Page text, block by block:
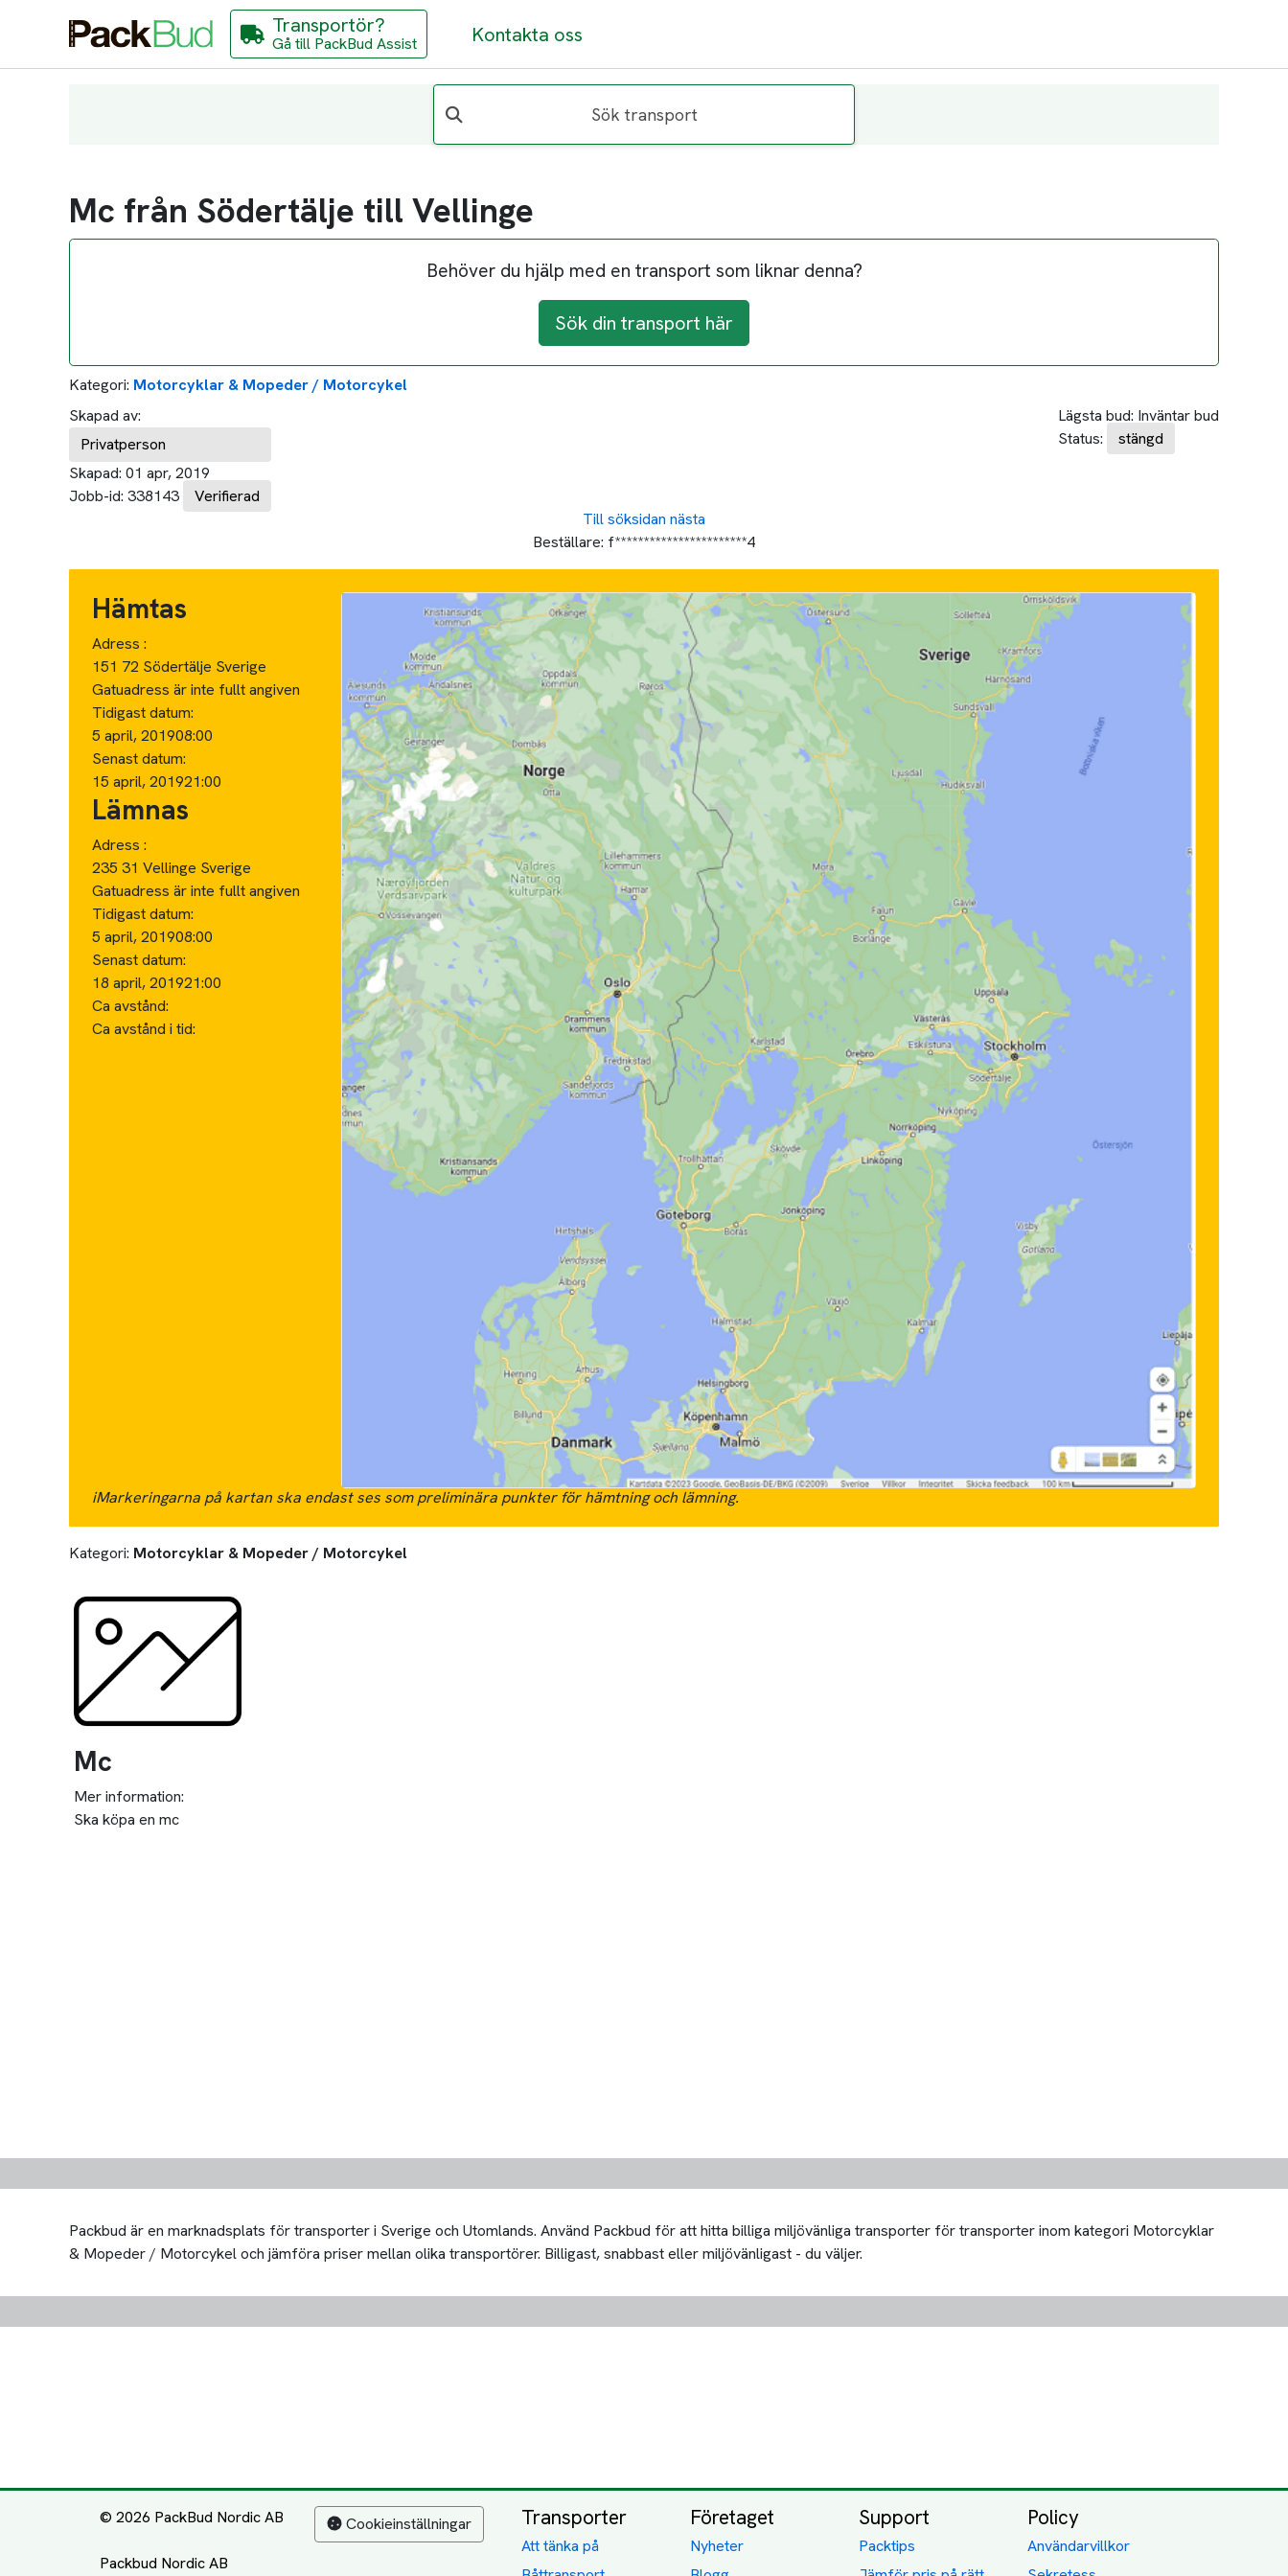
Transportör?
Gå till PackBud Assist Kontakta oss
Sök transport
Mc från Södertälje till Vellinge
Behöver du hjälp med en transport som liknar denna?
Sök din transport här
Kategori: Motorcyklar & Mopeder / Motorcykel
Skapad av:
Privatperson
Skapad: 01 apr, 2019
Jobb-id: 338143 Verifierad
Lägsta bud: Inväntar bud
Status:
stängd
Till söksidan nästa
Beställare: f***********************4
Hämtas
Adress :
151 72 Södertälje Sverige
Gatuadress är inte fullt angiven
Tidigast datum:
5 april, 201908:00
Senast datum:
15 april, 201921:00
Lämnas
Adress :
235 31 Vellinge Sverige
Gatuadress är inte fullt angiven
Tidigast datum:
5 april, 201908:00
Senast datum:
18 april, 201921:00
Ca avstånd:
Ca avstånd i tid:
iMarkeringarna på kartan ska endast ses som preliminära punkter för hämtning och lämning.
Kategori: Motorcyklar & Mopeder / Motorcykel
Mc
Mer information:
Ska köpa en mc
Packbud är en marknadsplats för transporter i Sverige och Utomlands. Använd Packbud för att hitta billiga miljövänliga transporter för transporter inom kategori Motorcyklar
& Mopeder / Motorcykel och jämföra priser mellan olika transportörer. Billigast, snabbast eller miljövänligast - du väljer.
© 2026 PackBud Nordic AB
Packbud Nordic AB
Cookieinställningar Transporter
Att tänka på
Företaget
Nyheter
Support
Packtips
Policy
Användarvillkor